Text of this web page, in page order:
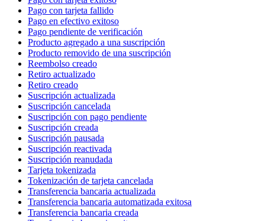
Pago con tarjeta fallido
Pago en efectivo exitoso
Pago pendiente de verificación
Producto agregado a una suscripción
Producto removido de una suscripción
Reembolso creado
Retiro actualizado
Retiro creado
Suscripción actualizada
Suscripción cancelada
Suscripción con pago pendiente
Suscripción creada
Suscripción pausada
Suscripción reactivada
Suscripción reanudada
Tarjeta tokenizada
Tokenización de tarjeta cancelada
Transferencia bancaria actualizada
Transferencia bancaria automatizada exitosa
Transferencia bancaria creada